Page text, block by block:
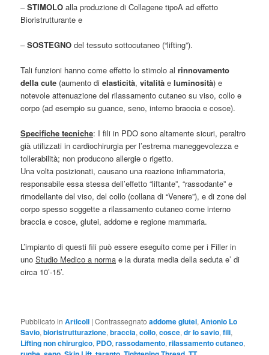
–STIMOLO alla produzione di Collagene tipoA ad effetto
Bioristrutturante e
–SOSTEGNO del tessuto sottocutaneo (“lifting”).
Tali funzioni hanno come effetto lo stimolo alrinnovamento
della cute (aumento dielasticità,vitalità eluminosità) e
notevole attenuazione del rilassamento cutaneo su viso, collo e
corpo (ad esempio su guance, seno, interno braccia e cosce).
Specifiche tecniche: I fili in PDO sono altamente sicuri, peraltro
già utilizzati in cardiochirurgia per l’estrema maneggevolezza e
tollerabilità; non producono allergie o rigetto.
Una volta posizionati, causano una reazione infiammatoria,
responsabile essa stessa dell’effetto “liftante”, “rassodante” e
rimodellante del viso, del collo (collana di “Venere”), e di zone del
corpo spesso soggette a rilassamento cutaneo come interno
braccia e cosce, glutei, addome e regione mammaria.
L’impianto di questi fili può essere eseguito come per i Filler in
unoStudio Medico a norma e la durata media della seduta e’ di
circa 10’-15’.
Pubblicato in Articoli |Contrassegnato addome glutei,Antonio Lo
Savio,bioristrutturazione,braccia,collo,cosce,dr lo savio,fili,
Lifting non chirurgico, PDO,rassodamento,rilassamento cutaneo,